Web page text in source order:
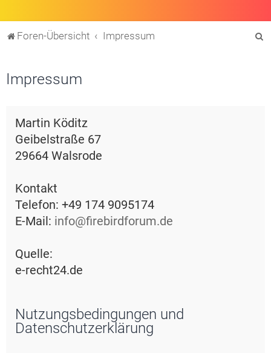
Foren-Übersicht Impressum
Impressum
Martin Köditz
Geibelstraße 67
29664 Walsrode
Kontakt
Telefon: +49 174 9095174
E-Mail: info@firebirdforum.de
Quelle:
e-recht24.de
Nutzungsbedingungen und
Datenschutzerklärung